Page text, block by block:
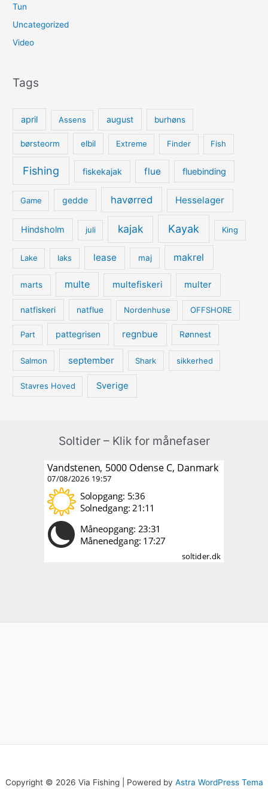
Tun
Uncategorized
Video
Tags
april Assens august burhøns
børsteorm elbil Extreme Finder Fish
Fishing fiskekajak flue fluebinding
Game gedde havørred Hesselager
Hindsholm juli kajak Kayak King
Lake laks lease maj makrel
marts multe multefiskeri multer
natfiskeri natflue Nordenhuse OFFSHORE
Part pattegrisen regnbue Rønnest
Salmon september Shark sikkerhed
Stavres Hoved Sverige
Soltider – Klik for månefaser
Copyright © 2026 Via Fishing | Powered by Astra WordPress Tema